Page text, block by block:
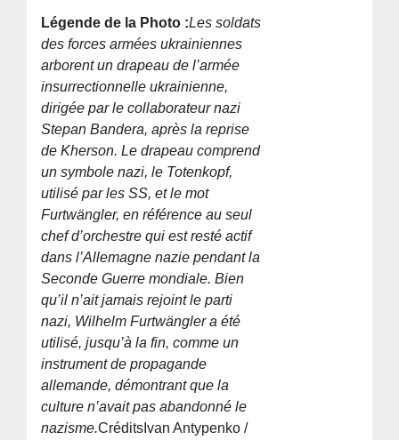
Légende de la Photo :Les soldats
des forces armées ukrainiennes
arborent un drapeau de l’armée
insurrectionnelle ukrainienne,
dirigée par le collaborateur nazi
Stepan Bandera, après la reprise
de Kherson. Le drapeau comprend
un symbole nazi, le Totenkopf,
utilisé par les SS, et le mot
Furtwängler, en référence au seul
chef d’orchestre qui est resté actif
dans l’Allemagne nazie pendant la
Seconde Guerre mondiale. Bien
qu’il n’ait jamais rejoint le parti
nazi, Wilhelm Furtwängler a été
utilisé, jusqu’à la fin, comme un
instrument de propagande
allemande, démontrant que la
culture n’avait pas abandonné le
nazisme.CréditsIvan Antypenko /